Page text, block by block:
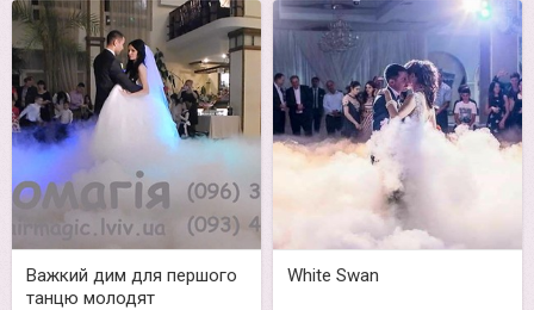
Важкий дим для першого
танцю молодят
White Swan